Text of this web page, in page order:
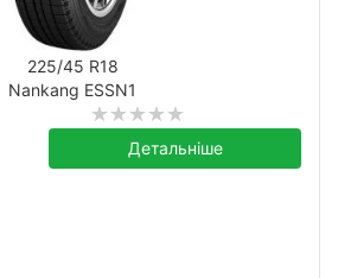
225/45 R18
Nankang ESSN1
Детальніше